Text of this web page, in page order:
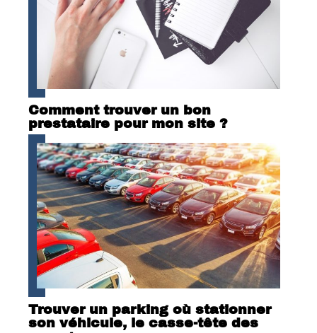
Comment trouver un bon
prestataire pour mon site ?
Trouver un parking où stationner
son véhicule, le casse-tête des